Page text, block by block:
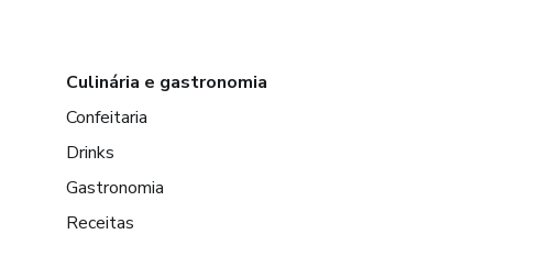
Culinária e gastronomia
Confeitaria
Drinks
Gastronomia
Receitas